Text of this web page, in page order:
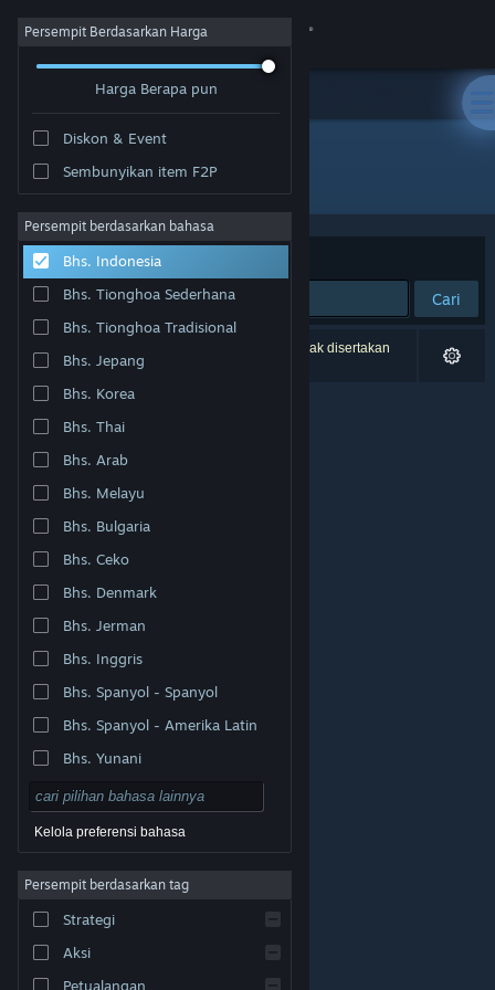
Login
Tentang
Bantuan
Ubah bahasa
Dapatkan Aplikasi Seluler Steam
Lihat situs web desktop
Undang. Semua merek dagang merupakan hak pemilik
Legal| Aksesibilitas
Pengembalian Dana
Persempit Berdasarkan Harga
Harga Berapa pun
Diskon & Event
Sembunyikan item F2P
Persempit berdasarkan bahasa
Bhs. Indonesia
Bhs. Tionghoa Sederhana
Bhs. Tionghoa Tradisional
Bhs. Jepang
Bhs. Korea
Bhs. Thai
Bhs. Arab
Bhs. Melayu
Bhs. Bulgaria
Bhs. Ceko
Bhs. Denmark
Bhs. Jerman
Bhs. Inggris
Bhs. Spanyol - Spanyol
Bhs. Spanyol - Amerika Latin
Bhs. Yunani
Kelola preferensi bahasa
Persempit berdasarkan tag
Strategi
Aksi
Petualangan
Pengembang: Anaconda Game Studios
Berdasarkan Relevansi
Cari
0 hasil cocok dengan pencarianmu. 1 produk tidak disertakan
berdasarkan preferensimu.